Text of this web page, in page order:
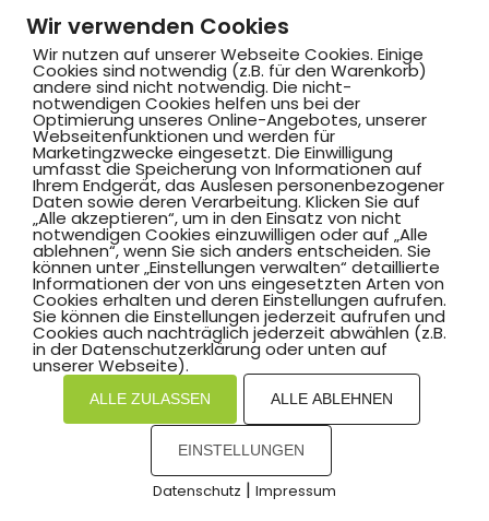
zum Verein by PASSGEBER
Impressum
Datenschutz
Hinweisgebersystem
Wir verwenden Cookies
Wir nutzen auf unserer Webseite Cookies. Einige
Cookies sind notwendig (z.B. für den Warenkorb)
andere sind nicht notwendig. Die nicht-
notwendigen Cookies helfen uns bei der
Optimierung unseres Online-Angebotes, unserer
Webseitenfunktionen und werden für
Marketingzwecke eingesetzt. Die Einwilligung
umfasst die Speicherung von Informationen auf
Ihrem Endgerät, das Auslesen personenbezogener
Daten sowie deren Verarbeitung. Klicken Sie auf
„Alle akzeptieren“, um in den Einsatz von nicht
notwendigen Cookies einzuwilligen oder auf „Alle
ablehnen“, wenn Sie sich anders entscheiden. Sie
können unter „Einstellungen verwalten“ detaillierte
Informationen der von uns eingesetzten Arten von
Cookies erhalten und deren Einstellungen aufrufen.
Sie können die Einstellungen jederzeit aufrufen und
Cookies auch nachträglich jederzeit abwählen (z.B.
in der Datenschutzerklärung oder unten auf
unserer Webseite).
ALLE ZULASSEN ALLE ABLEHNEN
EINSTELLUNGEN
Datenschutz | Impressum